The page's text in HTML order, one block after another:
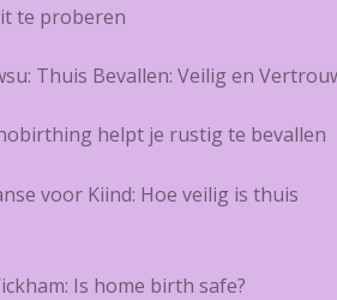
te proberen
Thuis Bevallen: Veilig en
helpt je rustig te bevallen
voor Kiind: Hoe veilig is thuis
Is home birth safe?